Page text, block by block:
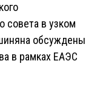
совета в узком
обсуждены
в рамках ЕАЭС